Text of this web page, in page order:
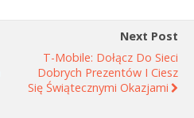
Next Post
T-Mobile: Dołącz Do Sieci
Dobrych Prezentów I Ciesz
Się Świątecznymi Okazjami